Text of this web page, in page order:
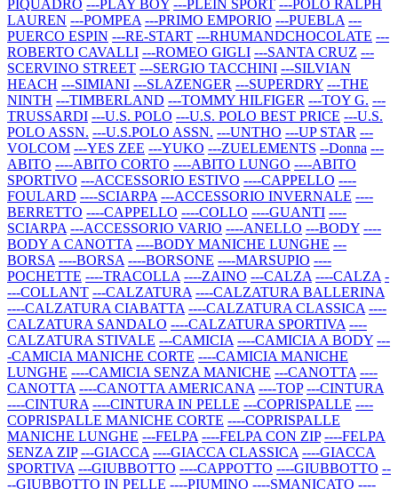
PIQUADRO ---PLAY BOY ---PLEIN SPORT ---POLO RALPH
LAUREN ---POMPEA ---PRIMO EMPORIO ---PUEBLA ---
PUERCO ESPIN ---RE-START ---RHUMANDCHOCOLATE ---
ROBERTO CAVALLI ---ROMEO GIGLI ---SANTA CRUZ ---
SCERVINO STREET ---SERGIO TACCHINI ---SILVIAN
HEACH ---SIMIANI ---SLAZENGER ---SUPERDRY ---THE
NINTH ---TIMBERLAND ---TOMMY HILFIGER ---TOY G. ---
TRUSSARDI ---U.S. POLO ---U.S. POLO BEST PRICE ---U.S.
POLO ASSN. ---U.S.POLO ASSN. ---UNTHO ---UP STAR ---
VOLCOM ---YES ZEE ---YUKO ---ZUELEMENTS --Donna ---
ABITO ----ABITO CORTO ----ABITO LUNGO ----ABITO
SPORTIVO ---ACCESSORIO ESTIVO ----CAPPELLO ----
FOULARD ----SCIARPA ---ACCESSORIO INVERNALE ----
BERRETTO ----CAPPELLO ----COLLO ----GUANTI ----
SCIARPA ---ACCESSORIO VARIO ----ANELLO ---BODY ----
BODY A CANOTTA ----BODY MANICHE LUNGHE ---
BORSA ----BORSA ----BORSONE ----MARSUPIO ----
POCHETTE ----TRACOLLA ----ZAINO ---CALZA ----CALZA -
---COLLANT ---CALZATURA ----CALZATURA BALLERINA
----CALZATURA CIABATTA ----CALZATURA CLASSICA ----
CALZATURA SANDALO ----CALZATURA SPORTIVA ----
CALZATURA STIVALE ---CAMICIA ----CAMICIA A BODY ---
-CAMICIA MANICHE CORTE ----CAMICIA MANICHE
LUNGHE ----CAMICIA SENZA MANICHE ---CANOTTA ----
CANOTTA ----CANOTTA AMERICANA ----TOP ---CINTURA
----CINTURA ----CINTURA IN PELLE ---COPRISPALLE ----
COPRISPALLE MANICHE CORTE ----COPRISPALLE
MANICHE LUNGHE ---FELPA ----FELPA CON ZIP ----FELPA
SENZA ZIP ---GIACCA ----GIACCA CLASSICA ----GIACCA
SPORTIVA ---GIUBBOTTO ----CAPPOTTO ----GIUBBOTTO --
--GIUBBOTTO IN PELLE ----PIUMINO ----SMANICATO ----